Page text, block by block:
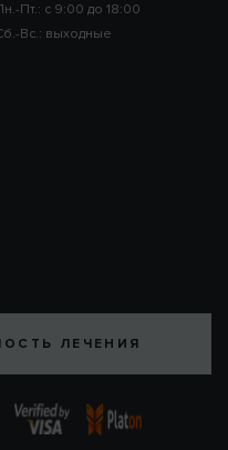
Пт.: с 9:00 до 18:00
Вс.: выходные
ЛЕЧЕНИЯ